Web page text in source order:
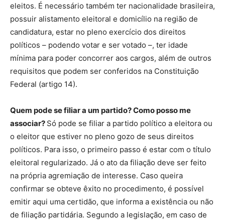
eleitos. É necessário também ter nacionalidade brasileira,
possuir alistamento eleitoral e domicílio na região de
candidatura, estar no pleno exercício dos direitos
políticos – podendo votar e ser votado –, ter idade
mínima para poder concorrer aos cargos, além de outros
requisitos que podem ser conferidos na Constituição
Federal (artigo 14).
Quem pode se filiar a um partido? Como posso me
associar? Só pode se filiar a partido político a eleitora ou
o eleitor que estiver no pleno gozo de seus direitos
políticos. Para isso, o primeiro passo é estar com o título
eleitoral regularizado. Já o ato da filiação deve ser feito
na própria agremiação de interesse. Caso queira
confirmar se obteve êxito no procedimento, é possível
emitir aqui uma certidão, que informa a existência ou não
de filiação partidária. Segundo a legislação, em caso de